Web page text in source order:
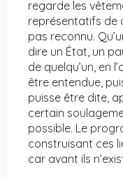
regarde les
représentatifs de
pas reconnu.
dire un État, un
de quelqu’un, en
être entendue,
puisse être dite,
certain
possible. Le
construisant ces
car avant ils